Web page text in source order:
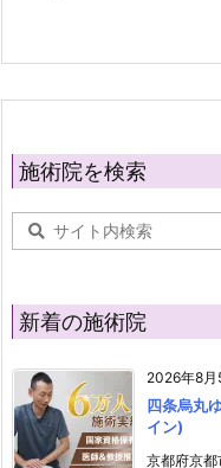
施術院を検索
新着の施術院
2026年8月
四条烏丸
イン)
京都府京